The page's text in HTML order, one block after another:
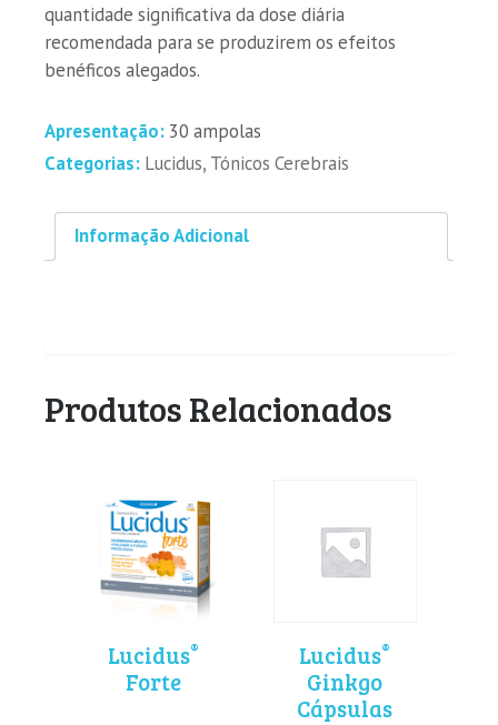
quantidade significativa da dose diária
recomendada para se produzirem os efeitos
benéficos alegados.
Apresentação: 30 ampolas
Categorias: Lucidus, Tónicos Cerebrais
Informação Adicional
Produtos Relacionados
Lucidus®
Forte
Lucidus®
Ginkgo
Cápsulas